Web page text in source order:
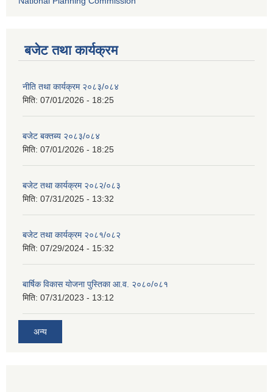
बजेट तथा कार्यक्रम
नीति तथा कार्यक्रम २०८३/०८४
मिति: 07/01/2026 - 18:25
बजेट बक्तब्य २०८३/०८४
मिति: 07/01/2026 - 18:25
बजेट तथा कार्यक्रम २०८२/०८३
मिति: 07/31/2025 - 13:32
बजेट तथा कार्यक्रम २०८१/०८२
मिति: 07/29/2024 - 15:32
बार्षिक विकास योजना पुस्तिका आ.व. २०८०/०८१
मिति: 07/31/2023 - 13:12
अन्य